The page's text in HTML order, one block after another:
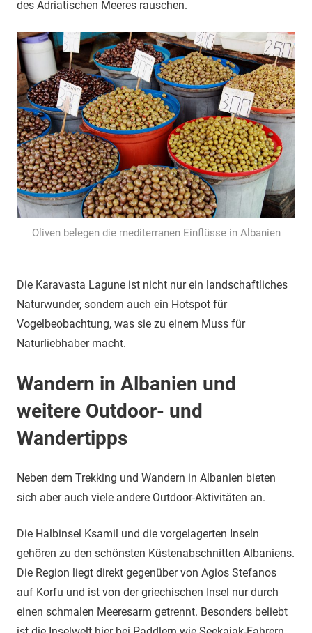
des Adriatischen Meeres rauschen.
Oliven belegen die mediterranen Einflüsse in Albanien
Die Karavasta Lagune ist nicht nur ein landschaftliches
Naturwunder, sondern auch ein Hotspot für
Vogelbeobachtung, was sie zu einem Muss für
Naturliebhaber macht.
Wandern in Albanien und
weitere Outdoor- und
Wandertipps
Neben dem Trekking und Wandern in Albanien bieten
sich aber auch viele andere Outdoor-Aktivitäten an.
Die Halbinsel Ksamil und die vorgelagerten Inseln
gehören zu den schönsten Küstenabschnitten Albaniens.
Die Region liegt direkt gegenüber von Agios Stefanos
auf Korfu und ist von der griechischen Insel nur durch
einen schmalen Meeresarm getrennt. Besonders beliebt